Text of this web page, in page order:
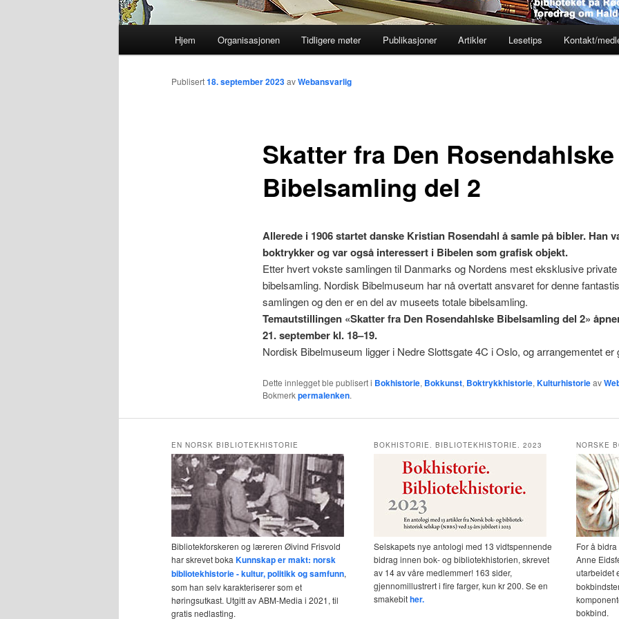
Gå
direkte
Hjem Organisasjonen Tidligere møter Publikasjoner Artikler Lesetips Kontakt/
Skatter fra Den Rosendahlske
Bibelsamling del 2
Publisert18. september 2023avWebansvarlig
Allerede i 1906 startet danske Kristian Rosendahl å samle på bibler. Han
boktrykker og var også interessert i Bibelen som grafisk objekt.
Etter hvert vokste samlingen til Danmarks og Nordens mest eksklusive private
bibelsamling. Nordisk Bibelmuseum har nå overtatt ansvaret for denne
samlingen og den er en del av museets totale bibelsamling.
Temautstillingen «Skatter fra Den Rosendahlske Bibelsamling del 2»
21. september kl. 18–19.
Nordisk Bibelmuseum ligger i Nedre Slottsgate 4C i Oslo, og arrangementet er
Dette innlegget ble publisert i Bokhistorie, Bokkunst, Boktrykkhistorie, Kulturhistorieav
Bokmerkpermalenken.
EN NORSK BIBLIOTEKHISTORIE
Bibliotekforskeren og læreren Øivind Frisvold
har skrevet boka Kunnskap er makt: norsk
bibliotekhistorie - kultur, politikk og samfunn,
som han selv karakteriserer som et
høringsutkast. Utgitt av ABM-Media i 2021, til
gratis nedlasting.
BOKHISTORIE. BIBLIOTEKHISTORIE. 2023
Selskapets nye antologi med 13 vidtspennende
bidrag innen bok- og bibliotekhistorien, skrevet
av 14 av våre medlemmer! 163 sider,
gjennomillustrert i fire farger, kun kr 200. Se en
smakebither.
NORSKE
For å
Anne
utarbeidet
bokbind.